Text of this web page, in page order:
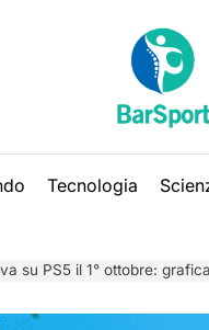
Tecnologia
il 1° ottobre: grafica